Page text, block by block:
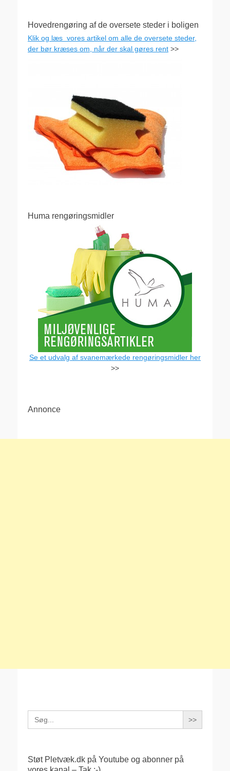
Hovedrengøring af de oversete steder i boligen
Klik og læs vores artikel om alle de oversete steder,
der bør kræses om, når der skal gøres rent >>
Huma rengøringsmidler
Se et udvalg af svanemærkede rengøringsmidler her
>>
Annonce
Search
for:
Støt Pletvæk.dk på Youtube og abonner på